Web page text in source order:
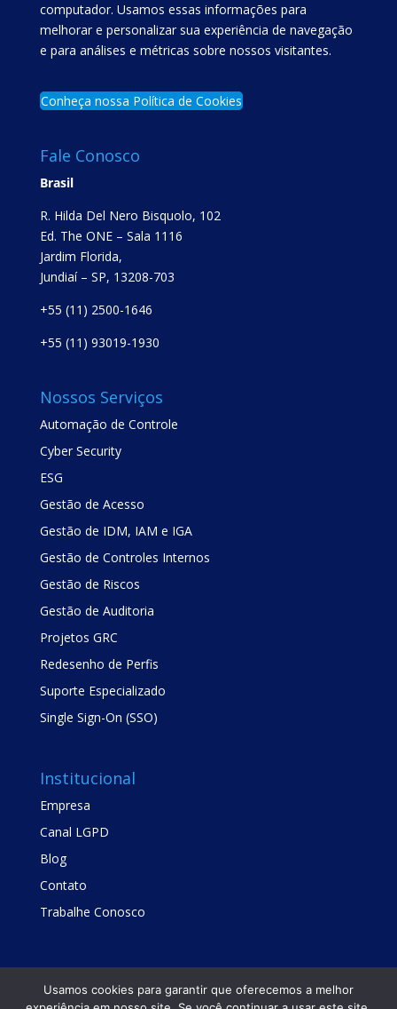
computador. Usamos essas informações para
melhorar e personalizar sua experiência de navegação
e para análises e métricas sobre nossos visitantes.
Conheça nossa Política de Cookies
Fale Conosco
Brasil
R. Hilda Del Nero Bisquolo, 102
Ed. The ONE – Sala 1116
Jardim Florida,
Jundiaí – SP, 13208-703
+55 (11) 2500-1646
+55 (11) 93019-1930
Nossos Serviços
Automação de Controle
Cyber Security
ESG
Gestão de Acesso
Gestão de IDM, IAM e IGA
Gestão de Controles Internos
Gestão de Riscos
Gestão de Auditoria
Projetos GRC
Redesenho de Perfis
Suporte Especializado
Single Sign-On (SSO)
Institucional
Empresa
Canal LGPD
Blog
Contato
Trabalhe Conosco
Usamos cookies para garantir que oferecemos a melhor